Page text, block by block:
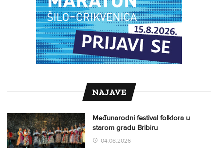
NAJAVE
Međunarodni festival folklora u
starom gradu Bribiru
04.08.2026